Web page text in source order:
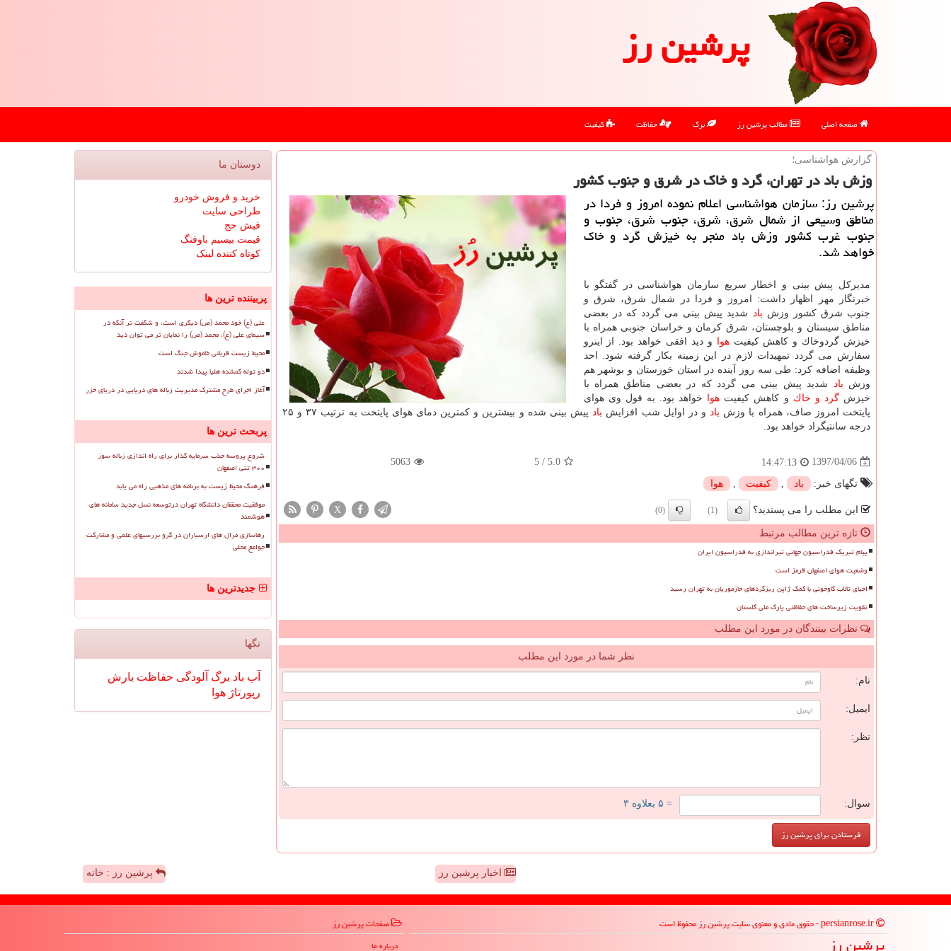
پرشین رز
صفحه اصلی مطالب پرشین رز برگ حفاظت کیفیت
گزارش هواشناسی؛
وزش باد در تهران، گرد و خاك در شرق و جنوب كشور
پرشین رز: سازمان هواشناسی اعلام نموده امروز و فردا در
مناطق وسیعی از شمال شرق، شرق، جنوب شرق، جنوب و
جنوب غرب كشور وزش باد منجر به خیزش گرد و خاك
خواهد شد.
مدیركل پیش بینی و اخطار سریع سازمان هواشناسی در گفتگو با
خبرنگار مهر اظهار داشت: امروز و فردا در شمال شرق، شرق و
جنوب شرق كشور وزش باد شدید پیش بینی می گردد كه در بعضی
مناطق سیستان و بلوچستان، شرق كرمان و خراسان جنوبی همراه با
خیزش گردوخاك و كاهش كیفیتهوا
و دید افقی خواهد بود. از اینرو
سفارش می گردد تمهیدات لازم در این زمینه بكار گرفته شود. احد
وظیفه اضافه كرد: طی سه روز آینده در استان خوزستان و بوشهر هم
وزش باد شدید پیش بینی می گردد كه در بعضی مناطق همراه با
خیزشگرد و خاك و كاهش كیفیت هوا
خواهد بود. به قول وی هوای
پایتخت امروز صاف، همراه با وزش بادو در اوایل شب افزایش باد
پیش بینی شده و بیشترین و كمترین دمای هوای پایتخت به ترتیب ۳۷ و ۲۵
درجه سانتیگراد خواهد بود.
1397/04/06
14:47:13
5.0
/
5
5063
تگهای خبر: باد كیفیت هوا
این مطلب را می پسندید؟ (1)
(0)
X
تازه ترین مطالب مرتبط
پیام تبریک فدراسیون جهانی تیراندازی به فدراسیون ایران
وضعیت هوای اصفهان قرمز است
احیای تالاب گاوخونی با کمک ژاپن ریزگردهای جازموریان به تهران رسید
تقویت زیرساخت های حفاظتی پارک ملی گلستان
نظرات بینندگان در مورد این مطلب
نظر شما در مورد این مطلب
نام:
ایمیل:
نظر:
سوال: = ۵ بعلاوه ۳
دوستان ما
خرید و فروش خودرو
طراحی سایت
فیش حج
قیمت بیسیم باوفنگ
کوتاه کننده لینک
پربیننده ترین ها
علی (ع) خود محمد (ص) دیگری است، و شگفت تر آنکه در
سیمای علی (ع)، محمد (ص) را نمایان تر می توان دید
محیط زیست قربانی خاموش جنگ است
دو توله گمشده هلیا پیدا شدند
آغاز اجرای طرح مشترک مدیریت زباله های دریایی در دریای خزر
پربحث ترین ها
شروع پروسه جذب سرمایه گذار برای راه اندازی زباله سوز
۳۰۰ تنی اصفهان
فرهنگ محیط زیست به برنامه های مذهبی راه می یابد
موفقیت محققان دانشگاه تهران درتوسعه نسل جدید سامانه های
هوشمند
رهاسازی مرال های ارسباران در گرو بررسیهای علمی و مشارکت
جوامع محلی
جدیدترین ها
تگها
آب باد برگ آلودگی حفاظت بارش
رپورتاژ هوا
اخبار پرشین رز پرشین رز : خانه
پرشین رز
صفحات پرشین رز
درباره ما